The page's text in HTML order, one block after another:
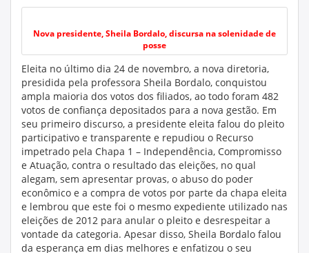
Nova presidente, Sheila Bordalo, discursa na solenidade de
posse
Eleita no último dia 24 de novembro, a nova diretoria,
presidida pela professora Sheila Bordalo, conquistou
ampla maioria dos votos dos filiados, ao todo foram 482
votos de confiança depositados para a nova gestão. Em
seu primeiro discurso, a presidente eleita falou do pleito
participativo e transparente e repudiou o Recurso
impetrado pela Chapa 1 – Independência, Compromisso
e Atuação, contra o resultado das eleições, no qual
alegam, sem apresentar provas, o abuso do poder
econômico e a compra de votos por parte da chapa eleita
e lembrou que este foi o mesmo expediente utilizado nas
eleições de 2012 para anular o pleito e desrespeitar a
vontade da categoria. Apesar disso, Sheila Bordalo falou
da esperança em dias melhores e enfatizou o seu